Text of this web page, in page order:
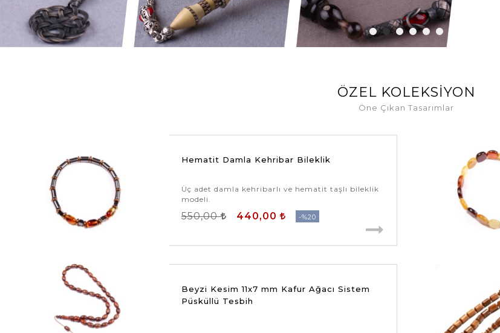
ÖZEL KOLEKSIYON
Öne Çıkan Tasarımlar
Hematit Damla Kehribar Bileklik
Üç adet damla kehribarlı ve hematit taşlı bileklik
modeli.
550,00 440,00 %20
Beyzi Kesim 11x7 mm Kafur Ağacı Sistem
Püsküllü Tesbih